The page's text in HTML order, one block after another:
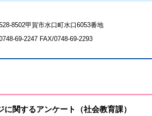
8502甲賀市水口町水口6053番地
69-2247 FAX/0748-69-2293
に関するアンケート（社会教育課）